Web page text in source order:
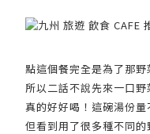
點這個餐完全是為了那野
所以二話不說先來一口野
真的好好喝！這碗湯份量
但看到用了很多種不同的